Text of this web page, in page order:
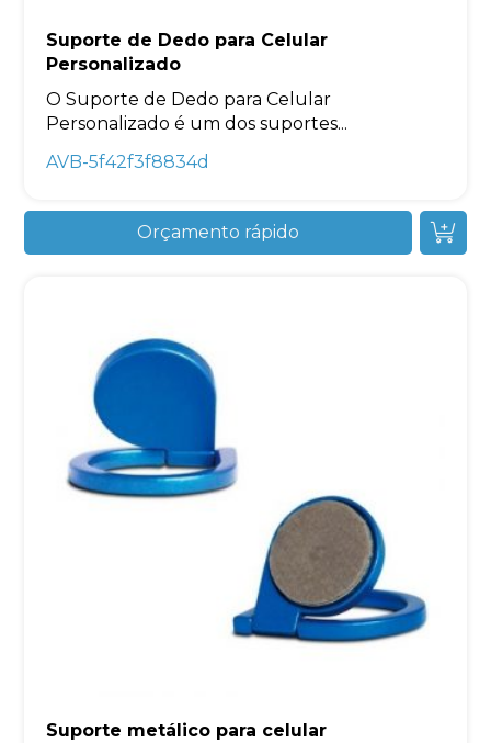
Suporte de Dedo para Celular
Personalizado
O Suporte de Dedo para Celular
Personalizado é um dos suportes...
AVB-5f42f3f8834d
Orçamento rápido
Suporte metálico para celular